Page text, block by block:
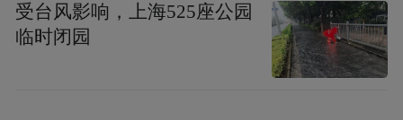
受台风影响，上海525座公园
临时闭园